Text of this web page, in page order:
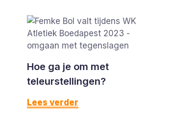
Hoe ga je om met
teleurstellingen?
Lees verder